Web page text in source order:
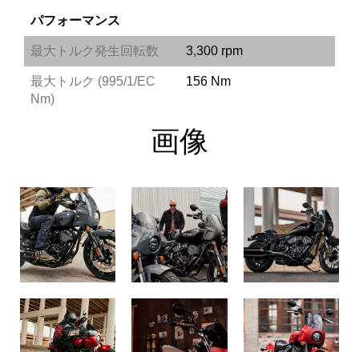
パフォーマンス
最大トルク発生回転数 3,300 rpm
最大トルク (995/1/EC
Nm)
156 Nm
画像